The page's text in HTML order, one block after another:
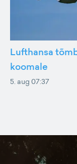
Lufthansa
koomale
5. aug 07:37